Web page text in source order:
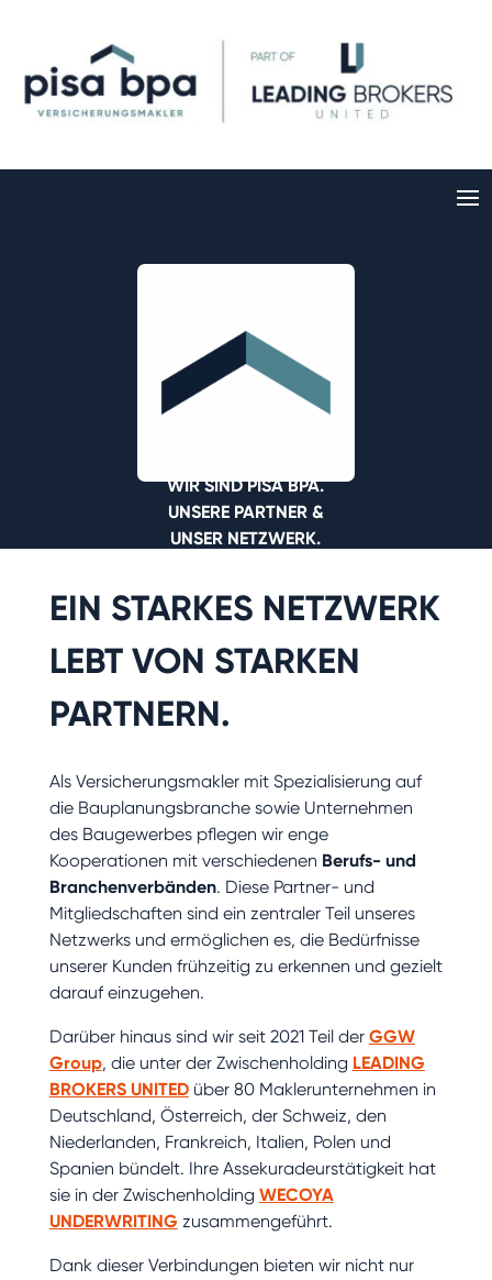
WIR SIND PISA BPA.
UNSERE PARTNER &
UNSER NETZWERK.
EIN STARKES NETZWERK
LEBT VON STARKEN
PARTNERN.
Als Versicherungsmakler mit Spezialisierung auf
die Bauplanungsbranche sowie Unternehmen
des Baugewerbes pflegen wir enge
Kooperationen mit verschiedenen Berufs- und
Branchenverbänden. Diese Partner- und
Mitgliedschaften sind ein zentraler Teil unseres
Netzwerks und ermöglichen es, die Bedürfnisse
unserer Kunden frühzeitig zu erkennen und gezielt
darauf einzugehen.
Darüber hinaus sind wir seit 2021 Teil der GGW
Group, die unter der Zwischenholding LEADING
BROKERS UNITEDüber 80 Maklerunternehmen in
Deutschland, Österreich, der Schweiz, den
Niederlanden, Frankreich, Italien, Polen und
Spanien bündelt. Ihre Assekuradeurstätigkeit hat
sie in der Zwischenholding WECOYA
UNDERWRITING zusammengeführt.
Dank dieser Verbindungen bieten wir nicht nur